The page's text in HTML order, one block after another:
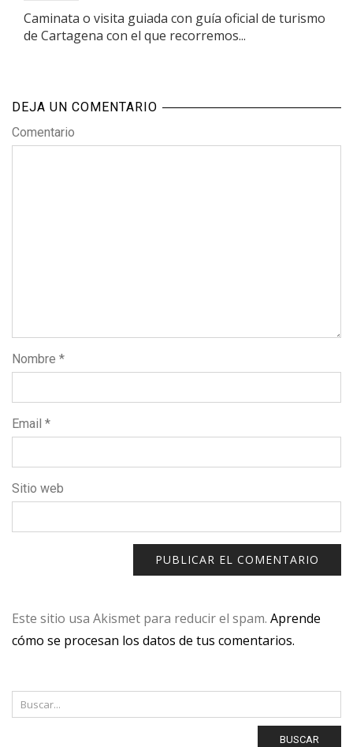
Caminata o visita guiada con guía oficial de turismo
de Cartagena con el que recorremos...
DEJA UN COMENTARIO
Comentario
Nombre *
Email *
Sitio web
Este sitio usa Akismet para reducir el spam. Aprende
cómo se procesan los datos de tus comentarios.
BUSCAR